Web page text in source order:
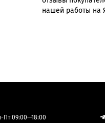
нашей работы на
Пт 09:00—18:00